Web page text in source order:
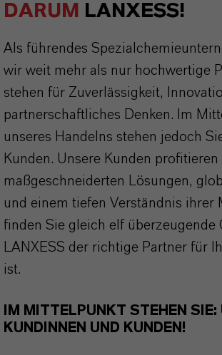
DARUM LANXESS!
Als führendes
wir weit mehr als nur hochwertige
stehen für Zuverlässigkeit,
partnerschaftliches Denken. Im
unseres Handelns stehen jedoch
Kunden. Unsere Kunden profitieren
maßgeschneiderten Lösungen,
und einem tiefen Verständnis ihrer
finden Sie gleich elf überzeugende
LANXESS der richtige Partner für
ist.
IM MITTELPUNKT STEHEN SIE:
KUNDINNEN UND KUNDEN!